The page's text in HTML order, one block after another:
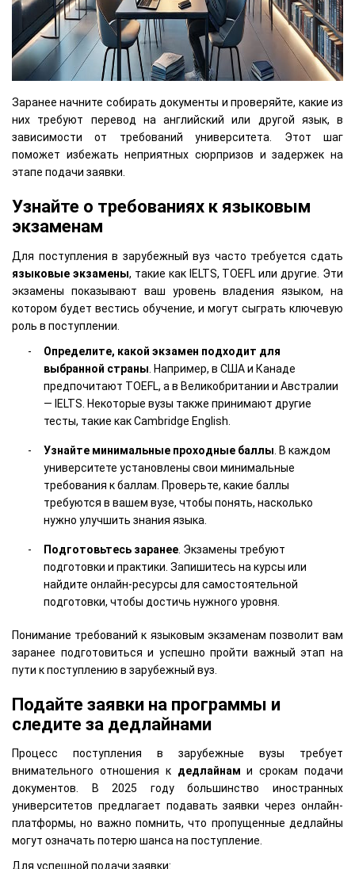
Заранее начните собирать документы и проверяйте, какие из
них требуют перевод на английский или другой язык, в
зависимости от требований университета. Этот шаг
поможет избежать неприятных сюрпризов и задержек на
этапе подачи заявки.
Узнайте о требованиях к языковым
экзаменам
Для поступления в зарубежный вуз часто требуется сдать
языковые экзамены, такие как IELTS, TOEFL или другие. Эти
экзамены показывают ваш уровень владения языком, на
котором будет вестись обучение, и могут сыграть ключевую
роль в поступлении.
Определите, какой экзамен подходит для
выбранной страны . Например, в США и Канаде
предпочитают TOEFL, а в Великобритании и Австралии
— IELTS. Некоторые вузы также принимают другие
тесты, такие как Cambridge English.
Узнайте минимальные проходные баллы . В каждом
университете установлены свои минимальные
требования к баллам. Проверьте, какие баллы
требуются в вашем вузе, чтобы понять, насколько
нужно улучшить знания языка.
Подготовьтесь заранее . Экзамены требуют
подготовки и практики. Запишитесь на курсы или
найдите онлайн-ресурсы для самостоятельной
подготовки, чтобы достичь нужного уровня.
Понимание требований к языковым экзаменам позволит вам
заранее подготовиться и успешно пройти важный этап на
пути к поступлению в зарубежный вуз.
Подайте заявки на программы и
следите за дедлайнами
Процесс поступления в зарубежные вузы требует
внимательного отношения к дедлайнам и срокам подачи
документов. В 2025 году большинство иностранных
университетов предлагает подавать заявки через онлайн-
платформы, но важно помнить, что пропущенные дедлайны
могут означать потерю шанса на поступление.
Для успешной подачи заявки: